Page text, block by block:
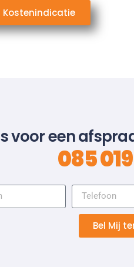
Kostenindicatie
voor een
085
Bel Mij